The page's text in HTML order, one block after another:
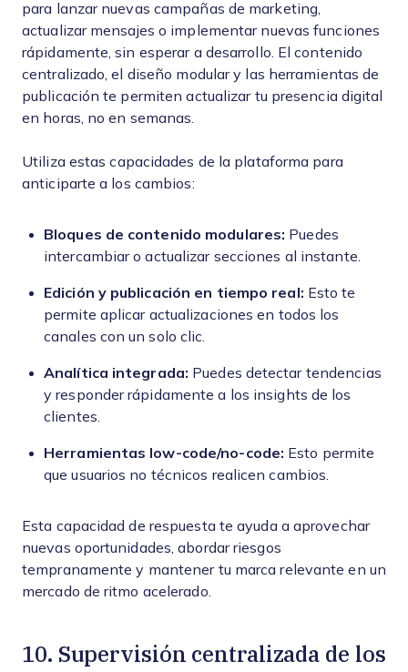
para lanzar nuevas campañas de marketing,
actualizar mensajes o implementar nuevas funciones
rápidamente, sin esperar a desarrollo. El contenido
centralizado, el diseño modular y las herramientas de
publicación te permiten actualizar tu presencia digital
en horas, no en semanas.
Utiliza estas capacidades de la plataforma para
anticiparte a los cambios:
Bloques de contenido modulares: Puedes
intercambiar o actualizar secciones al instante.
Edición y publicación en tiempo real: Esto te
permite aplicar actualizaciones en todos los
canales con un solo clic.
Analítica integrada: Puedes detectar tendencias
y responder rápidamente a los insights de los
clientes.
Herramientas low-code/no-code: Esto permite
que usuarios no técnicos realicen cambios.
Esta capacidad de respuesta te ayuda a aprovechar
nuevas oportunidades, abordar riesgos
tempranamente y mantener tu marca relevante en un
mercado de ritmo acelerado.
10. Supervisión centralizada de los